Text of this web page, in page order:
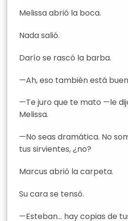
Melissa abrió la boca.
Nada salió.
Darío se rascó la barba.
—Ah, eso también está
—Te juro que te mato —le
Melissa.
—No seas dramática. No
tus sirvientes, ¿no?
Marcus abrió la carpeta.
Su cara se tensó.
—Esteban… hay copias de